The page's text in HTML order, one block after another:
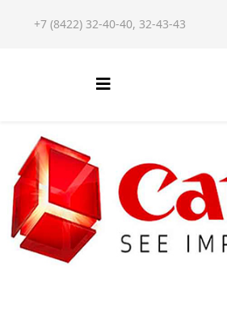
+7 (8422) 32-40-40, 32-43-43